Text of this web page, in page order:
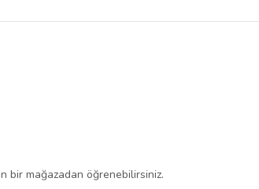
bir mağazadan öğrenebilirsiniz.